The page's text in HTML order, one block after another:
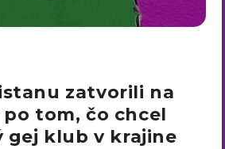
zatvorili na
tom, čo chcel
gej klub v krajine